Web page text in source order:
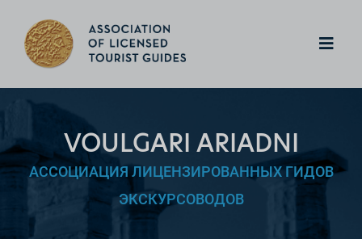
VOULGARI ARIADNI
АССОЦИАЦИЯ ЛИЦЕНЗИРОВАННЫХ ГИДОВ
ЭКСКУРСОВОДОВ